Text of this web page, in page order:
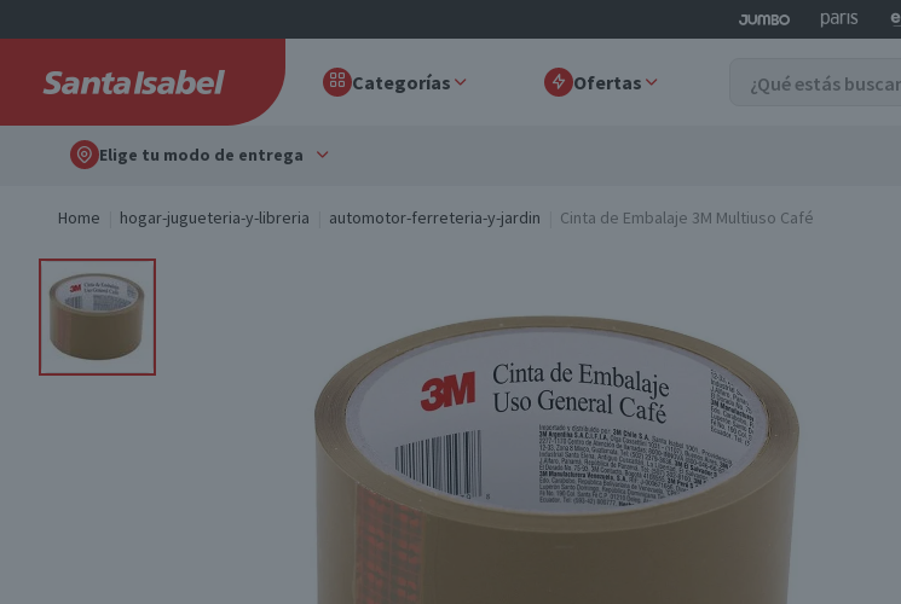
Categorías Ofertas
Elige tu modo de entrega
Home hogar-jugueteria-y-libreria automotor-ferreteria-y-jardin Cinta de Embalaje 3M Multiuso Café